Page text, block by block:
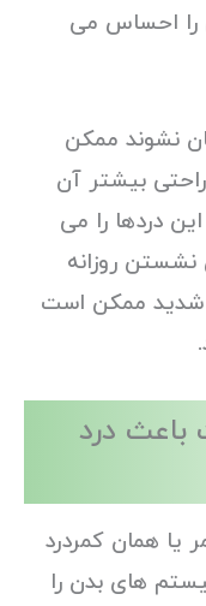
را احساس می
نشوند ممکن
بیشتر آن
دردها را می
روزانه
شدید ممکن است
باعث درد
یا همان کمردرد
های بدن را